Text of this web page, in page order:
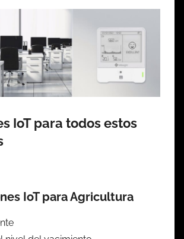
IoT para todos estos
IoT para Agricultura